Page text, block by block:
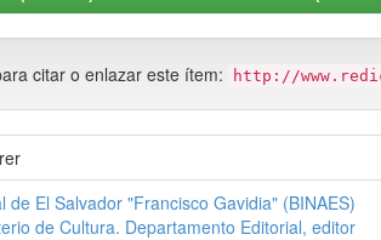
citar o enlazar este ítem: http://
de El Salvador "Francisco Gavidia" (BINAES)
de Cultura. Departamento Editorial, editor